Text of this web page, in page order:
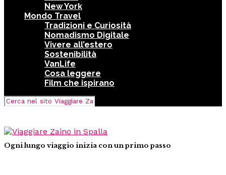
New York
Mondo Travel
Tradizioni e Curiosità
Nomadismo Digitale
Vivere all’estero
Sostenibilità
VanLife
Cosa leggere
Film che ispirano
Ogni lungo viaggio inizia con un primo passo